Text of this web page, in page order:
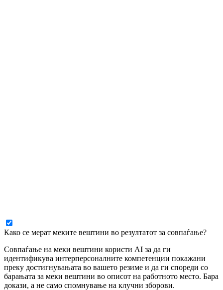
Како се мерат меките вештини во резултатот за совпаѓање?
Совпаѓање на меки вештини користи AI за да ги
идентификува интерперсоналните компетенции покажани
преку достигнувањата во вашето резиме и да ги спореди со
барањата за меки вештини во описот на работното место. Бара
докази, а не само спомнување на клучни зборови.